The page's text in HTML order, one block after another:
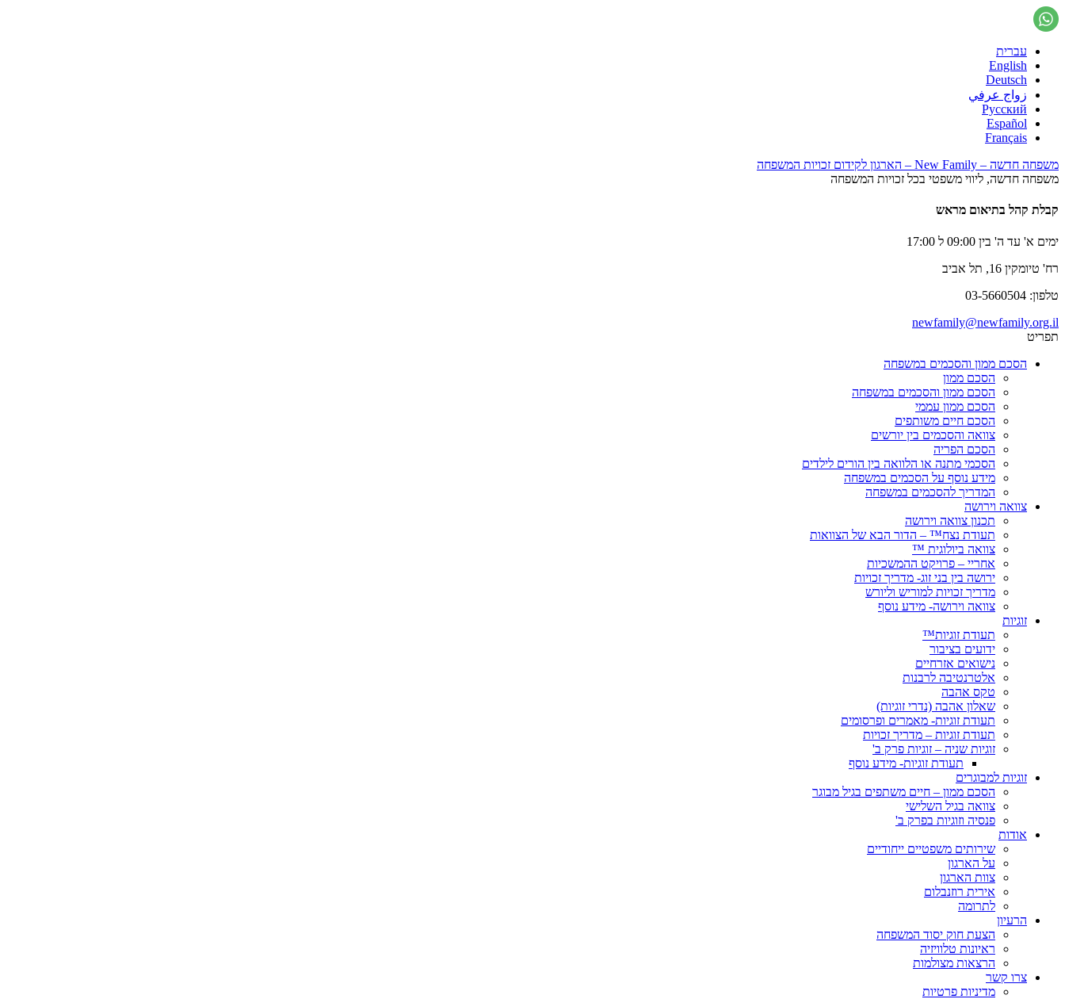
עברית
English
Deutsch
زواج عرفي
Русский
Español
Français
משפחה חדשה – New Family – הארגון לקידום זכויות המשפחה
משפחה חדשה, ליווי משפטי בכל זכויות המשפחה
קבלת קהל בתיאום מראש
ימים א' עד ה' בין 09:00 ל 17:00
רח' טיומקין 16, תל אביב
טלפון: 03-5660504
newfamily@newfamily.org.il
תפריט
הסכם ממון והסכמים במשפחה
הסכם ממון
הסכם ממון והסכמים במשפחה
הסכם ממון עממי
הסכם חיים משותפים
צוואה והסכמים בין יורשים
הסכם הפריה
הסכמי מתנה או הלוואה בין הורים לילדים
מידע נוסף על הסכמים במשפחה
המדריך להסכמים במשפחה
צוואה וירושה
תכנון צוואה וירושה
תעודת נצח™ – הדור הבא של הצוואות
צוואה ביולוגית ™
אחריי – פרויקט ההמשכיות
ירושה בין בני זוג- מדריך זכויות
מדריך זכויות למוריש וליורש
צוואה וירושה- מידע נוסף
זוגיות
תעודת זוגיות™
ידועים בציבור
נישואים אזרחיים
אלטרנטיבה לרבנות
טקס אהבה
שאלון אהבה (נדרי זוגיות)
תעודת זוגיות- מאמרים ופרסומים
תעודת זוגיות – מדריך זכויות
זוגיות שניה – זוגיות פרק ב'
תעודת זוגיות- מידע נוסף
זוגיות למבוגרים
הסכם ממון – חיים משתפים בגיל מבוגר
צוואה בגיל השלישי
פנסיה וזוגיות בפרק ב'
אודות
שירותים משפטיים ייחודיים
על הארגון
צוות הארגון
אירית רוזנבלום
לתרומה
הרעיון
הצעת חוק יסוד המשפחה
ראיונות טלוויזיה
הרצאות מצולמות
צרו קשר
מדיניות פרטיות